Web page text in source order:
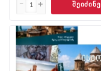
ᲨᲔᲘᲫᲘᲜᲔ